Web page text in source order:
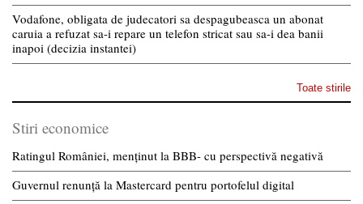
Vodafone, obligata de judecatori sa despagubeasca un abonat
caruia a refuzat sa-i repare un telefon stricat sau sa-i dea banii
inapoi (decizia instantei)
Toate stirile
Stiri economice
Ratingul României, menținut la BBB- cu perspectivă negativă
Guvernul renunță la Mastercard pentru portofelul digital